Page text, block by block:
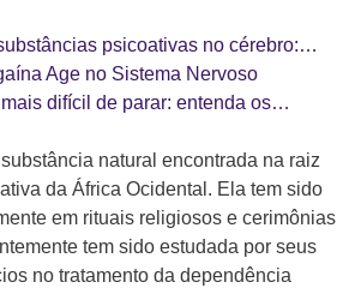
psicoativas no cérebro:…
Age no Sistema Nervoso
difícil de parar: entenda os…
natural encontrada na raiz
da África Ocidental. Ela tem sido
em rituais religiosos e cerimônias
tem sido estudada por seus
no tratamento da dependência